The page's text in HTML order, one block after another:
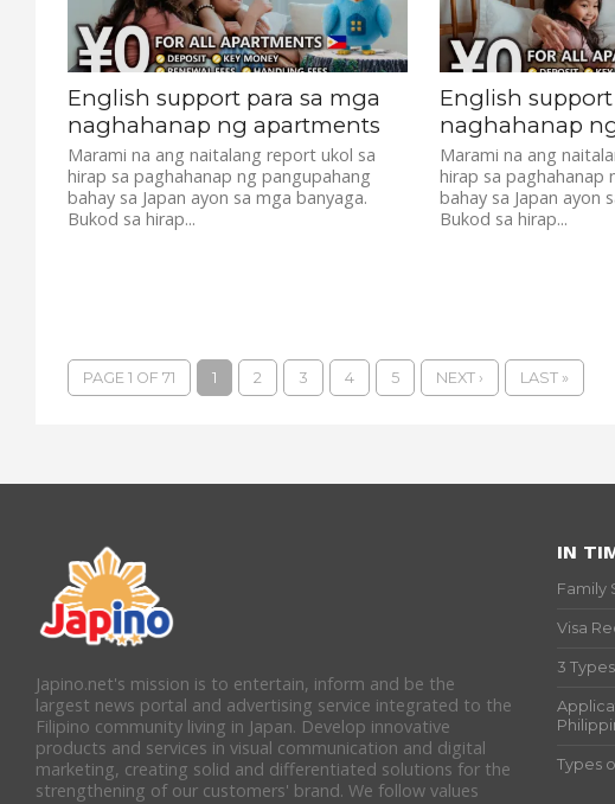
English support para sa mga
naghahanap ng apartments
Marami na ang naitalang report ukol sa
hirap sa paghahanap ng pangupahang
bahay sa Japan ayon sa mga banyaga.
Bukod sa hirap...
English
naghahanap
Marami na ang
hirap sa paghahanap
bahay sa Japan ayon
Bukod sa hirap...
PAGE 1 OF 71 1 2 3 4 5 NEXT › LAST »
Japino.net's mission is to entertain, inform and be the
largest news portal and advertising service integrated to the
Filipino community living in Japan. Develop innovative
products and services in visual communication and digital
marketing, creating solid and differentiated solutions for the
strengthening of our customers' brand. We follow values
IN
Family
Visa
3
Types